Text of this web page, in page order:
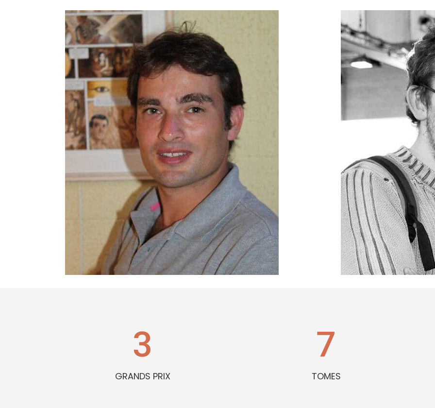
3
GRANDS PRIX
7
TOMES